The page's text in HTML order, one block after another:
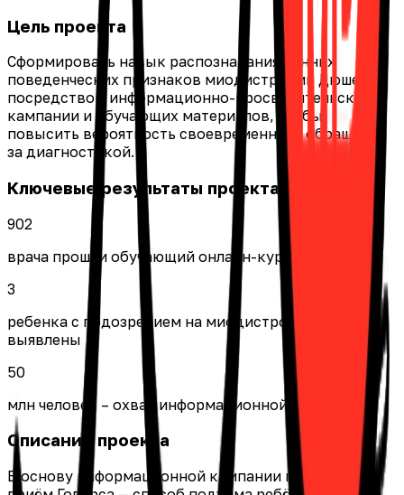
Цель проекта
Сформировать навык распознавания ранних
поведенческих признаков миодистрофии Дюшена
посредством информационно-просветительской
кампании и обучающих материалов, чтобы
повысить вероятность своевременного обращения
за диагностикой.
Ключевые результаты проекта
902
врача прошли обучающий онлайн-курс
3
ребенка с подозрением на миодистрофию Дюшенна
выявлены
50
млн человек – охват информационной кампании
Описание проекта
В основу информационной кампании положен